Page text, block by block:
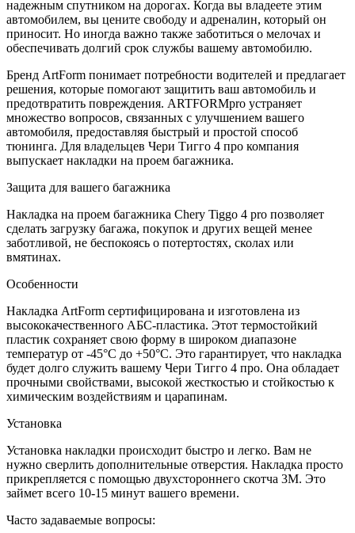
надежным спутником на дорогах. Когда вы владеете этим
автомобилем, вы цените свободу и адреналин, который он
приносит. Но иногда важно также заботиться о мелочах и
обеспечивать долгий срок службы вашему автомобилю.
Бренд ArtForm понимает потребности водителей и предлагает
решения, которые помогают защитить ваш автомобиль и
предотвратить повреждения. ARTFORMpro устраняет
множество вопросов, связанных с улучшением вашего
автомобиля, предоставляя быстрый и простой способ
тюнинга. Для владельцев Чери Тигго 4 про компания
выпускает накладки на проем багажника.
Защита для вашего багажника
Накладка на проем багажника Chery Tiggo 4 pro позволяет
сделать загрузку багажа, покупок и других вещей менее
заботливой, не беспокоясь о потертостях, сколах или
вмятинах.
Особенности
Накладка ArtForm сертифицирована и изготовлена из
высококачественного АБС-пластика. Этот термостойкий
пластик сохраняет свою форму в широком диапазоне
температур от -45°C до +50°C. Это гарантирует, что накладка
будет долго служить вашему Чери Тигго 4 про. Она обладает
прочными свойствами, высокой жесткостью и стойкостью к
химическим воздействиям и царапинам.
Установка
Установка накладки происходит быстро и легко. Вам не
нужно сверлить дополнительные отверстия. Накладка просто
прикрепляется с помощью двухстороннего скотча 3М. Это
займет всего 10-15 минут вашего времени.
Часто задаваемые вопросы: